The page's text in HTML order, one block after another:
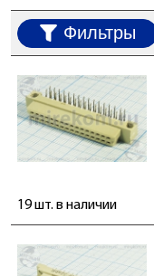
Фильтры
19 шт. в наличии